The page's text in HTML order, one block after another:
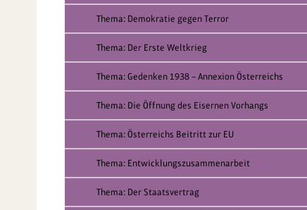
Thema: Demokratie gegen Terror
Thema: Der Erste Weltkrieg
Thema: Gedenken 1938 – Annexion Österreichs
Thema: Die Öffnung des Eisernen Vorhangs
Thema: Österreichs Beitritt zur EU
Thema: Entwicklungszusammenarbeit
Thema: Der Staatsvertrag